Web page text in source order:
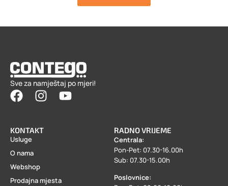
Sve za namještaj po mjeri!
KONTAKT
Usluge
O nama
Webshop
Prodajna mjesta
RADNO VRIJEME
Centrala:
Pon-Pet: 07.30-16.00h
Sub: 07.30-15.00h
Poslovnice: